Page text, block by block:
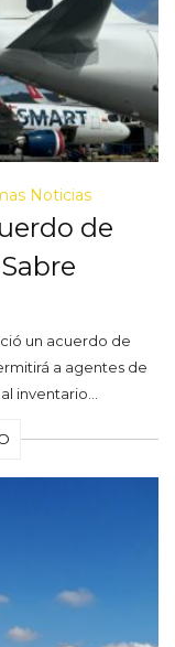
Noticias
de
un acuerdo de
a agentes de
inventario…